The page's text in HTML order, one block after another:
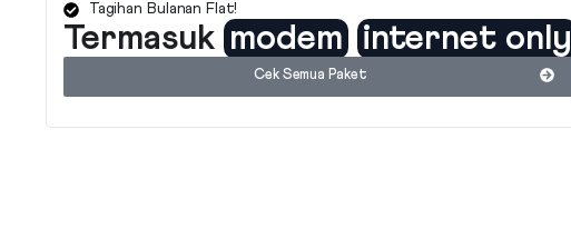
Tagihan Bulanan Flat!
Termasuk modem internet only
Cek Semua Paket